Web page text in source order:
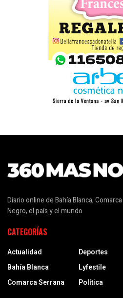
Diario online de Bahía Blanca,
Negro, el país y el mundo
CATEGORÍAS
Actualidad
Bahía Blanca
Comarca Serrana
Deportes
Lyfestile
Política